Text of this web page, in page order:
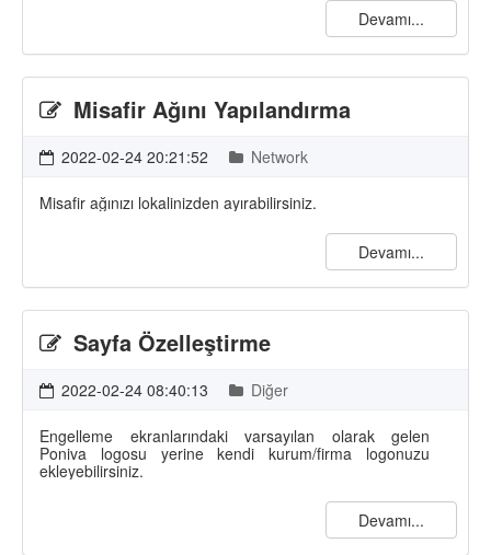
Devamı...
Misafir Ağını Yapılandırma
2022-02-24 20:21:52 Network
Misafir ağınızı lokalinizden ayırabilirsiniz.
Devamı...
Sayfa Özelleştirme
2022-02-24 08:40:13 Diğer
Engelleme ekranlarındaki varsayılan olarak gelen
Poniva logosu yerine kendi kurum/firma logonuzu
ekleyebilirsiniz.
Devamı...